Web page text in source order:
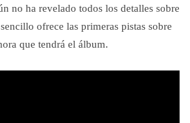
no ha revelado todos los detalles sobre
ofrece las primeras pistas sobre
que tendrá el álbum.